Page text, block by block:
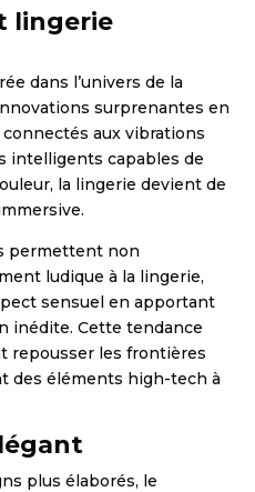
lingerie
dans l’univers de la
surprenantes en
aux vibrations
intelligents capables de
la lingerie devient de
permettent non
ludique à la lingerie,
sensuel en apportant
inédite. Cette tendance
repousser les frontières
des éléments high-tech à
plus élaborés, le